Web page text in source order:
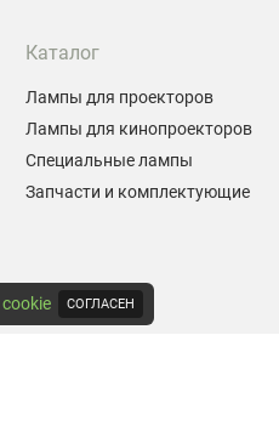
Каталог
Лампы для проекторов
Лампы для кинопроекторов
Специальные лампы
Запчасти и комплектующие
cookie СОГЛАСЕН